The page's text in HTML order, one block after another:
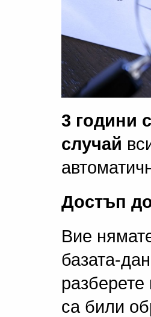
3 години
случай
Достъп
Вие
базата-
са били